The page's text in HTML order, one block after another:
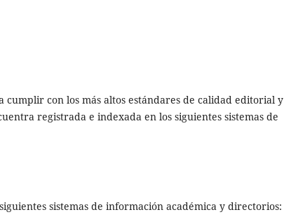
con los más altos estándares de calidad editorial y
registrada e indexada en los siguientes sistemas de
sistemas de información académica y directorios: